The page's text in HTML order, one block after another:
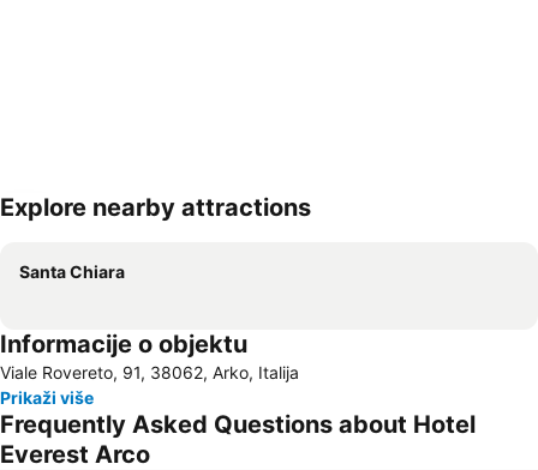
Explore nearby attractions
Santa Chiara
Informacije o objektu
Viale Rovereto, 91, 38062, Arko, Italija
Prikaži više
Frequently Asked Questions about Hotel
Everest Arco